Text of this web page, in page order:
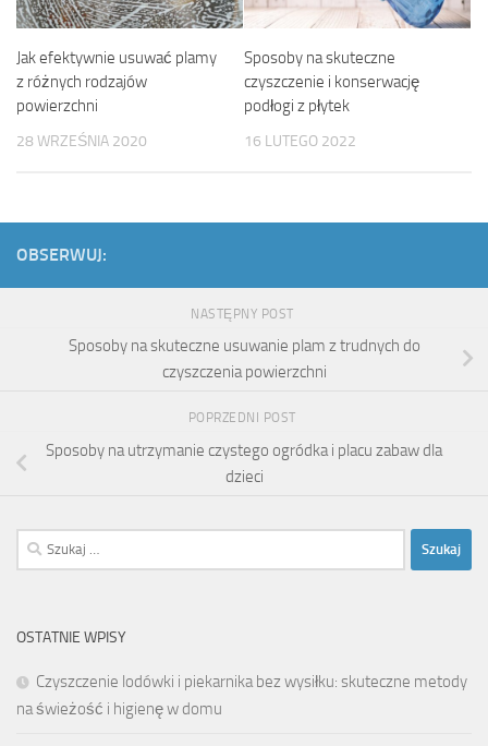
Jak efektywnie usuwać plamy
z różnych rodzajów
powierzchni
28 WRZEŚNIA 2020
Sposoby na skuteczne
czyszczenie i konserwację
podłogi z płytek
16 LUTEGO 2022
OBSERWUJ:
NASTĘPNY POST
Sposoby na skuteczne usuwanie plam z trudnych do
czyszczenia powierzchni
POPRZEDNI POST
Sposoby na utrzymanie czystego ogródka i placu zabaw dla
dzieci
Szukaj:
OSTATNIE WPISY
Czyszczenie lodówki i piekarnika bez wysiłku: skuteczne metody
na świeżość i higienę w domu